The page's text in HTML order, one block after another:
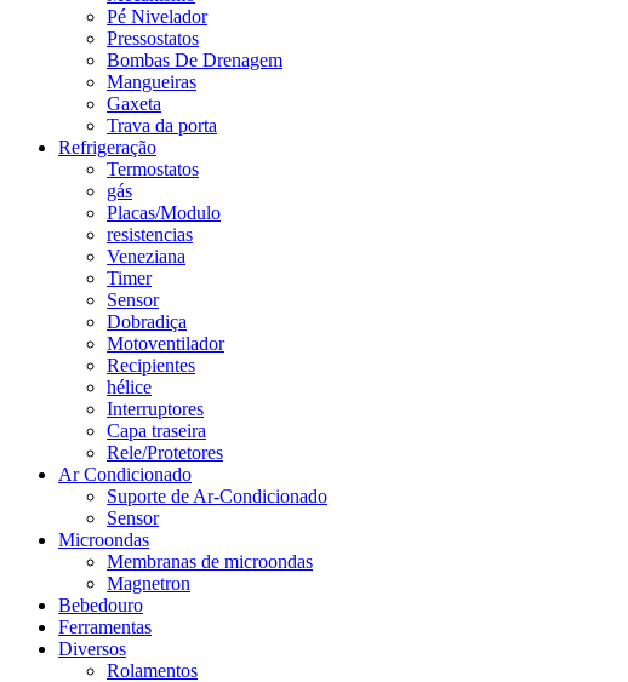
Pé Nivelador
Pressostatos
Bombas De Drenagem
Mangueiras
Gaxeta
Trava da porta
Refrigeração
Termostatos
gás
Placas/Modulo
resistencias
Veneziana
Timer
Sensor
Dobradiça
Motoventilador
Recipientes
hélice
Interruptores
Capa traseira
Rele/Protetores
Ar Condicionado
Suporte de Ar-Condicionado
Sensor
Microondas
Membranas de microondas
Magnetron
Bebedouro
Ferramentas
Diversos
Rolamentos